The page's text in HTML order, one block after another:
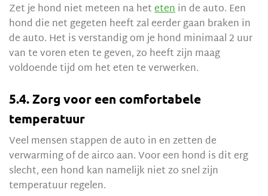
Zet je hond niet meteen na hetetenin de auto. Een
hond die net gegeten heeft zal eerder gaan braken in
de auto. Het is verstandig om je hond minimaal 2 uur
van te voren eten te geven, zo heeft zijn maag
voldoende tijd om het eten te verwerken.
5.4. Zorg voor een comfortabele
temperatuur
Veel mensen stappen de auto in en zetten de
verwarming of de airco aan. Voor een hond is dit erg
slecht, een hond kan namelijk niet zo snel zijn
temperatuur regelen.